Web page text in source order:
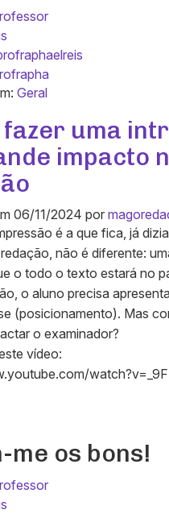
Geral
fazer uma
impacto
06/11/2024 por
é a que fica, já
não é diferente:
o todo o texto estará no
o aluno precisa
(posicionamento). Mas
o examinador?
vídeo:
me os bons!